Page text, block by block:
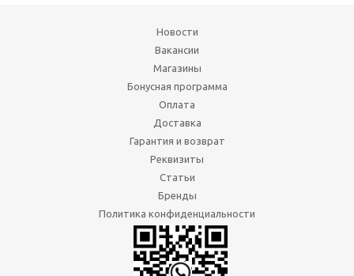
Новости
Вакансии
Магазины
Бонусная программа
Оплата
Доставка
Гарантия и возврат
Реквизиты
Статьи
Бренды
Политика конфиденциальности